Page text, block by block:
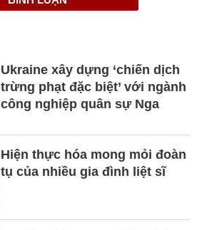
Ukraine xây dựng ‘chiến dịch
trừng phạt đặc biệt’ với ngành
công nghiệp quân sự Nga
Hiện thực hóa mong mỏi đoàn
tụ của nhiều gia đình liệt sĩ